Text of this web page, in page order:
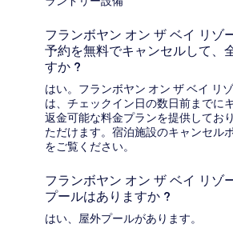
フランボヤン オン ザ ベイ リゾ
予約を無料でキャンセルして、
すか ?
はい。フランボヤン オン ザ ベイ リ
は、チェックイン日の数日前までに
返金可能な料金プランを提供してお
ただけます。宿泊施設のキャンセル
をご覧ください。
フランボヤン オン ザ ベイ リゾ
プールはありますか ?
はい、屋外プールがあります。